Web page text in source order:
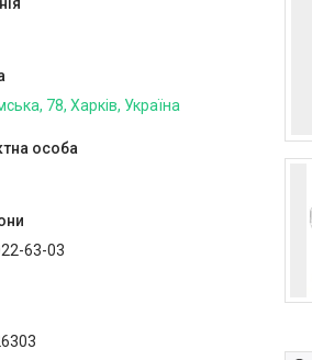
78, Харків, Україна
63-03